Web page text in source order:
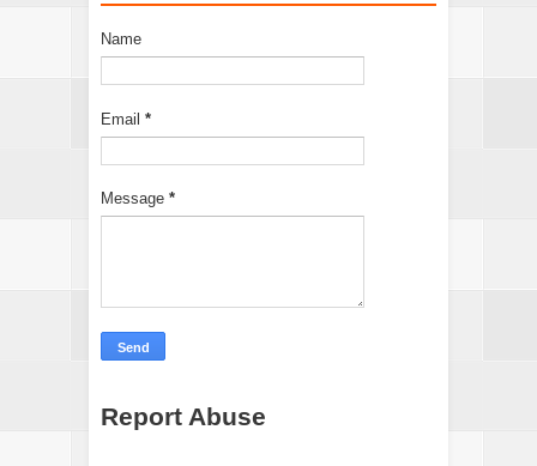
Name
Email *
Message *
Report Abuse